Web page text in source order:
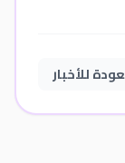
للأخبار